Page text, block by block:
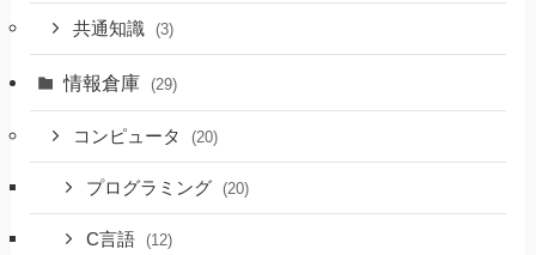
共通知識 (3)
情報倉庫 (29)
コンピュータ (20)
プログラミング (20)
C言語 (12)